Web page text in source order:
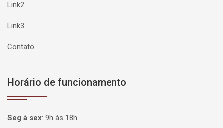
Link2
Link3
Contato
Horário de funcionamento
Seg à sex: 9h às 18h